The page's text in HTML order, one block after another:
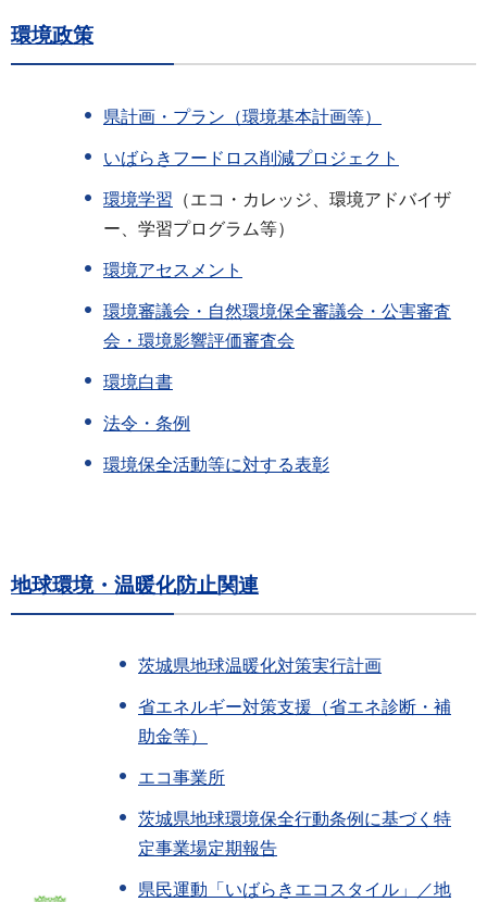
環境政策
県計画・プラン（環境基本計画等）
いばらきフードロス削減プロジェクト
環境学習 （エコ・カレッジ、環境アドバイザ
ー、学習プログラム等）
環境アセスメント
環境審議会・自然環境保全審議会・公害審査
会・環境影響評価審査会
環境白書
法令・条例
環境保全活動等に対する表彰
地球環境・温暖化防止関連
茨城県地球温暖化対策実行計画
省エネルギー対策支援（省エネ診断・補
助金等）
エコ事業所
茨城県地球環境保全行動条例に基づく特
定事業場定期報告
県民運動「いばらきエコスタイル」／地